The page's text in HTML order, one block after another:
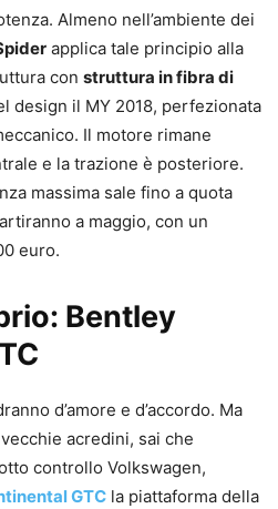
Almeno nell’ambiente dei
applica tale principio alla
con struttura in fibra di
design il MY 2018, perfezionata
Il motore rimane
e la trazione è posteriore.
massima sale fino a quota
a maggio, con un
euro.
Bentley
d’amore e d’accordo. Ma
acredini, sai che
controllo Volkswagen,
GTC la piattaforma della